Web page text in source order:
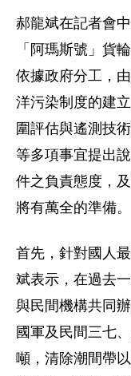
郝龍斌在記者會
「阿瑪斯號」貨
依據政府分工，
洋污染制度的建
圍評估與遙測技
等多項事宜提出
件之負責態度，
將有萬全的準備。
首先，針對國人
斌表示，在過去
與民間機構共同
國軍及民間三七
噸，清除潮間帶